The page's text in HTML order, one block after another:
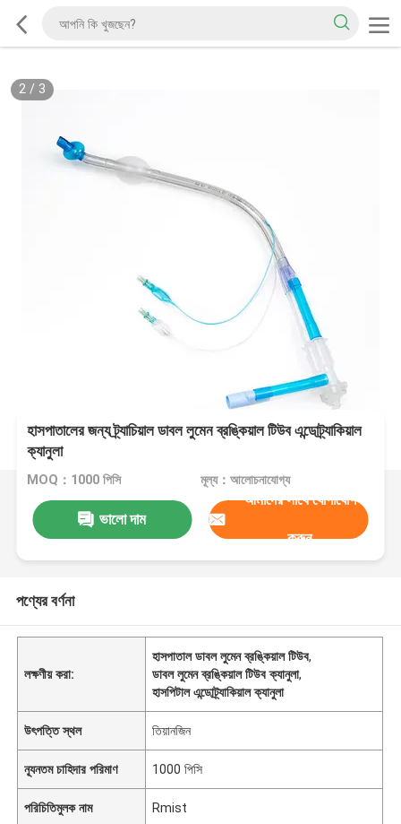
2/ 3
হাসপাতালের জন্য ট্র্যাচিয়াল ডাবল লুমেন ব্রঙ্কিয়াল টিউব এন্ডোট্র্যাকিয়াল
ক্যানুলা
MOQ：1000 পিসি মূল্য：আলোচনাযোগ্য
ভালো দাম
আমাদের সাথে যোগাযোগ
করুন
পণ্যের বর্ণনা
লক্ষণীয় করা:
হাসপাতাল ডাবল লুমেন ব্রঙ্কিয়াল টিউব,
ডাবল লুমেন ব্রঙ্কিয়াল টিউব ক্যানুলা,
হাসপিটাল এন্ডোট্র্যাকিয়াল ক্যানুলা
উৎপত্তি স্থল তিয়ানজিন
ন্যূনতম চাহিদার পরিমাণ 1000 পিসি
পরিচিতিমুলক নাম Rmist